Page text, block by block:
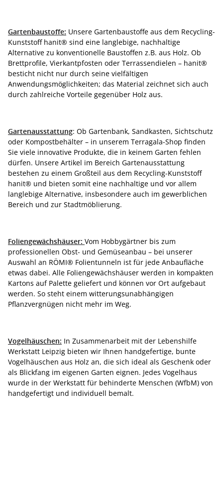
Gartenbaustoffe: Unsere Gartenbaustoffe aus dem Recycling-
Kunststoff hanit® sind eine langlebige, nachhaltige
Alternative zu konventionelle Baustoffen z.B. aus Holz. Ob
Brettprofile, Vierkantpfosten oder Terrassendielen – hanit®
besticht nicht nur durch seine vielfältigen
Anwendungsmöglichkeiten; das Material zeichnet sich auch
durch zahlreiche Vorteile gegenüber Holz aus.
Gartenausstattung: Ob Gartenbank, Sandkasten, Sichtschutz
oder Kompostbehälter – in unserem Terragala-Shop finden
Sie viele innovative Produkte, die in keinem Garten fehlen
dürfen. Unsere Artikel im Bereich Gartenausstattung
bestehen zu einem Großteil aus dem Recycling-Kunststoff
hanit® und bieten somit eine nachhaltige und vor allem
langlebige Alternative, insbesondere auch im gewerblichen
Bereich und zur Stadtmöblierung.
Foliengewächshäuser: Vom Hobbygärtner bis zum
professionellen Obst- und Gemüseanbau – bei unserer
Auswahl an RÖMI® Folientunneln ist für jede Anbaufläche
etwas dabei. Alle Foliengewächshäuser werden in kompakten
Kartons auf Palette geliefert und können vor Ort aufgebaut
werden. So steht einem witterungsunabhängigen
Pflanzvergnügen nicht mehr im Weg.
Vogelhäuschen: In Zusammenarbeit mit der Lebenshilfe
Werkstatt Leipzig bieten wir Ihnen handgefertige, bunte
Vogelhäuschen aus Holz an, die sich ideal als Geschenk oder
als Blickfang im eigenen Garten eignen. Jedes Vogelhaus
wurde in der Werkstatt für behinderte Menschen (WfbM) von
handgefertigt und individuell bemalt.